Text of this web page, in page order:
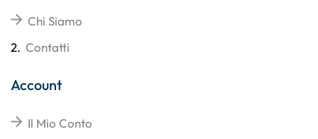
Chi Siamo
2. Contatti
Account
Il Mio Conto